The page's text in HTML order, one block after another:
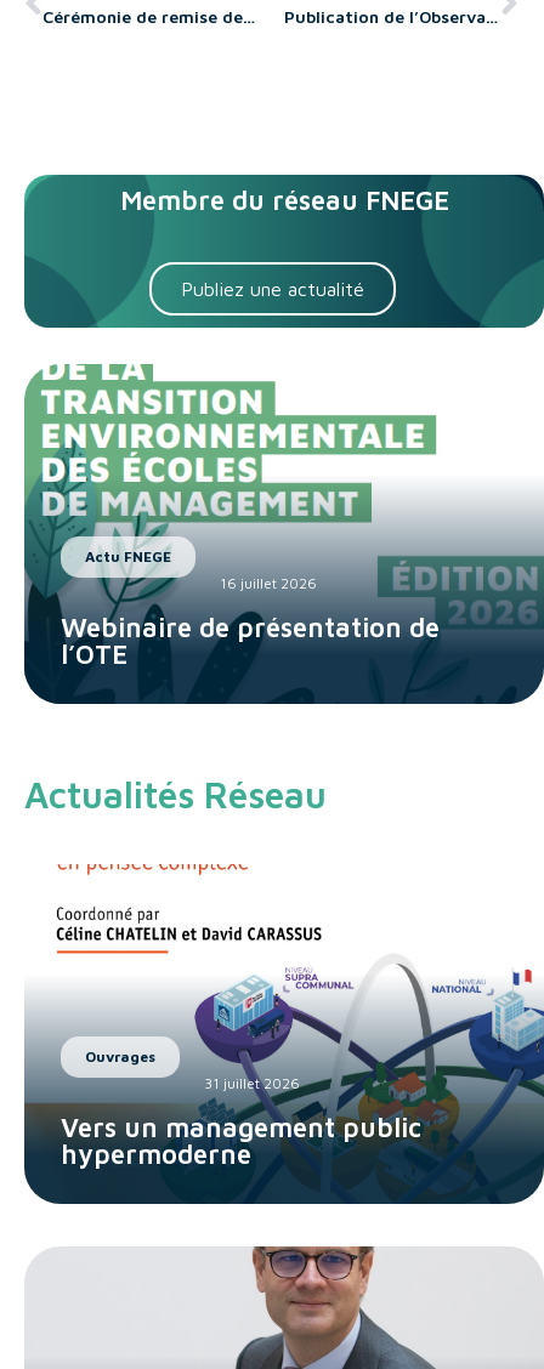
Cérémonie de remise des prix FNEGE – Les résultats et les lauréats Publication de l’Observatoire de la Transformation Digitale des Ecoles de Management de la FNEGE
Membre du réseau FNEGE
Publiez une actualité
Actu FNEGE
16 juillet 2026
Webinaire de présentation de
l’OTE
Actualités Réseau
Ouvrages
31 juillet 2026
Vers un management public
hypermoderne